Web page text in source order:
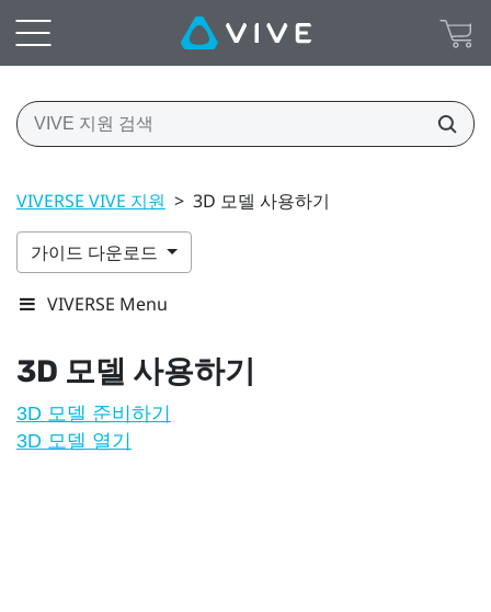
VIVERSE VIVE 지원 > 3D 모델 사용하기
가이드 다운로드
VIVERSE Menu
3D 모델 사용하기
3D 모델 준비하기
3D 모델 열기